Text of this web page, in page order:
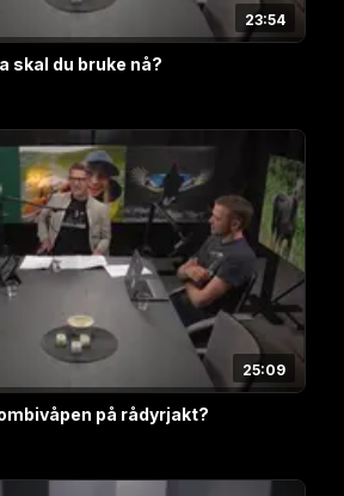
23:54
skal du bruke nå?
25:09
på rådyrjakt?